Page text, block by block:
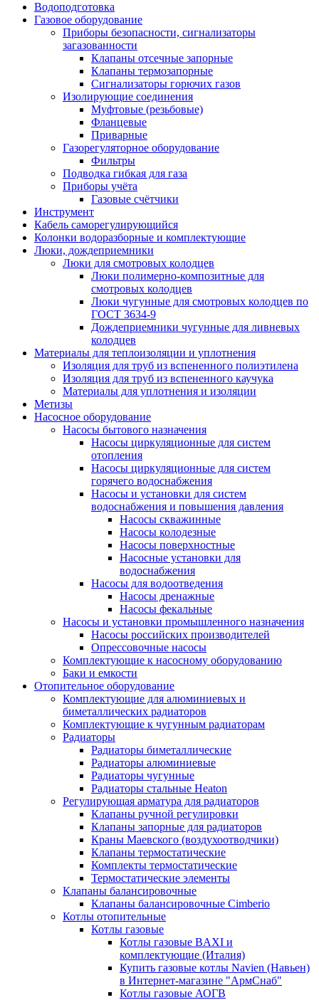
Водоподготовка
Газовое оборудование
Приборы безопасности, сигнализаторы
загазованности
Клапаны отсечные запорные
Клапаны термозапорные
Сигнализаторы горючих газов
Изолирующие соединения
Муфтовые (резьбовые)
Фланцевые
Приварные
Газорегуляторное оборудование
Фильтры
Подводка гибкая для газа
Приборы учёта
Газовые счётчики
Инструмент
Кабель саморегулирующийся
Колонки водоразборные и комплектующие
Люки, дождеприемники
Люки для смотровых колодцев
Люки полимерно-композитные для
смотровых колодцев
Люки чугунные для смотровых колодцев по
ГОСТ 3634-9
Дождеприемники чугунные для ливневых
колодцев
Материалы для теплоизоляции и уплотнения
Изоляция для труб из вспененного полиэтилена
Изоляция для труб из вспененного каучука
Материалы для уплотнения и изоляции
Метизы
Насосное оборудование
Насосы бытового назначения
Насосы циркуляционные для систем
отопления
Насосы циркуляционные для систем
горячего водоснабжения
Насосы и установки для систем
водоснабжения и повышения давления
Насосы скважинные
Насосы колодезные
Насосы поверхностные
Насосные установки для
водоснабжения
Насосы для водоотведения
Насосы дренажные
Насосы фекальные
Насосы и установки промышленного назначения
Насосы российских производителей
Опрессовочные насосы
Комплектующие к насосному оборудованию
Баки и емкости
Отопительное оборудование
Комплектующие для алюминиевых и
биметаллических радиаторов
Комплектующие к чугунным радиаторам
Радиаторы
Радиаторы биметаллические
Радиаторы алюминиевые
Радиаторы чугунные
Радиаторы стальные Heaton
Регулирующая арматура для радиаторов
Клапаны ручной регулировки
Клапаны запорные для радиаторов
Краны Маевского (воздухоотводчики)
Клапаны термостатические
Комплекты термостатические
Термостатические элементы
Клапаны балансировочные
Клапаны балансировочные Cimberio
Котлы отопительные
Котлы газовые
Котлы газовые BAXI и
комплектующие (Италия)
Купить газовые котлы Navien (Навьен)
в Интернет-магазине "АрмСнаб"
Котлы газовые АОГВ